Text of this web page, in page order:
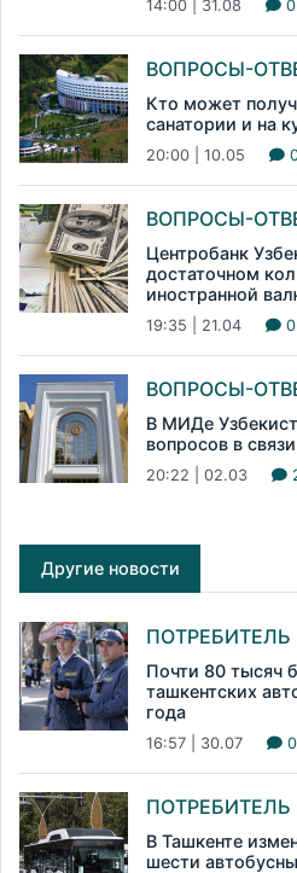
14:00 | 31.08 0
ВОПРОСЫ-
Кто может
санатории и на
20:00 | 10.05
ВОПРОСЫ-
Центробанк
достаточном
иностранной
19:35 | 21.04 0
ВОПРОСЫ-
В МИДе
вопросов в
20:22 | 02.03
Другие новости
ПОТРЕБИТЕЛЬ
Почти 80 тысяч
ташкентских
года
16:57 | 30.07 0
ПОТРЕБИТЕЛЬ
В Ташкенте
шести